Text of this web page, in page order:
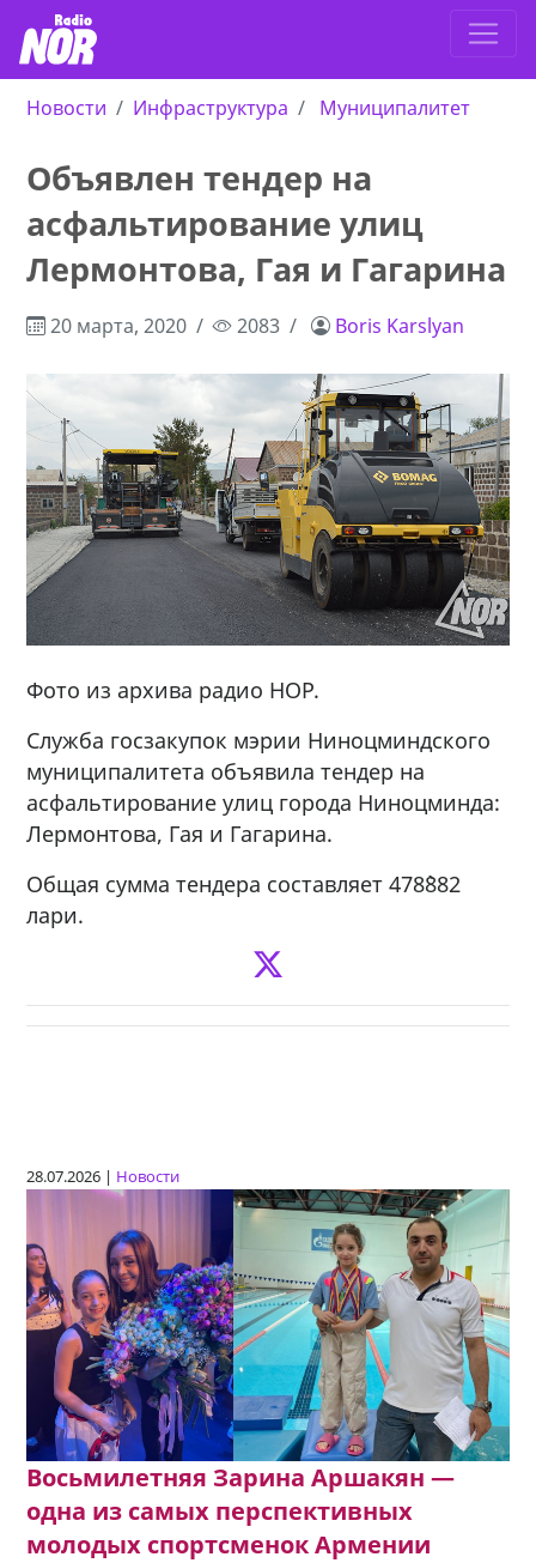
Новости Инфраструктура Муниципалитет
Объявлен тендер на
асфальтирование улиц
Лермонтова, Гая и Гагарина
20 марта, 2020 2083 Boris Karslyan
Фото из архива радио НОР.
Служба госзакупок мэрии Ниноцминдского
муниципалитета объявила тендер на
асфальтирование улиц города Ниноцминда:
Лермонтова, Гая и Гагарина.
Общая сумма тендера составляет 478`882
лари.
28.07.2026 | Новости
Восьмилетняя Зарина Аршакян —
одна из самых перспективных
молодых спортсменок Армении